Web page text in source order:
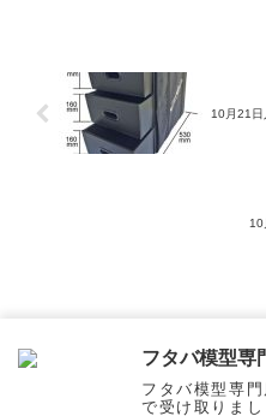
10月21日
10
フタバ模型専
フタバ模型専
で受け取りまし